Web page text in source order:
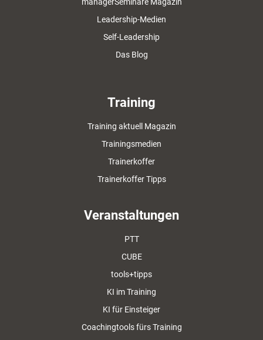
Leadership-Medien
Self-Leadership
Das Blog
Training
Training aktuell Magazin
Trainingsmedien
Trainerkoffer
Trainerkoffer Tipps
Veranstaltungen
PTT
CUBE
tools+tipps
KI im Training
KI für Einsteiger
Coachingtools fürs Training